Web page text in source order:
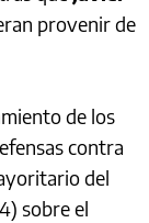
provenir de
de los
contra
del
sobre el